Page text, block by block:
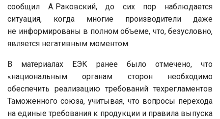
сообщил А. Раковский, до сих пор наблюдается
ситуация, когда многие производители даже
не информированы в полном объеме, что, безусловно,
является негативным моментом.
В материалах ЕЭК ранее было отмечено, что
«национальным органам сторон необходимо
обеспечить реализацию требований техрегламентов
Таможенного союза, учитывая, что вопросы перехода
на единые требования к продукции и правила выпуска